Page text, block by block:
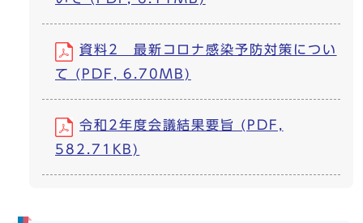
資料2 最新コロナ感染予防対策につい
て (PDF, 6.70MB)
令和2年度会議結果要旨 (PDF,
582.71KB)